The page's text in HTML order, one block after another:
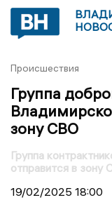
Происшествия
Группа
зону СВО
Группа
отправится в зону
19/02/2025 18:00